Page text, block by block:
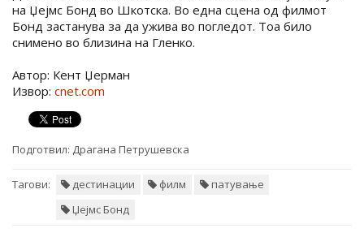
на Џејмс Бонд во Шкотска. Во една сцена од филмот
Бонд застанува за да ужива во погледот. Тоа било
снимено во близина на Гленко.
Автор: Кент Џерман
Извор: cnet.com
Подготвил: Драгана Петрушевска
Тагови: дестинации филм
патување
Џејмс Бонд